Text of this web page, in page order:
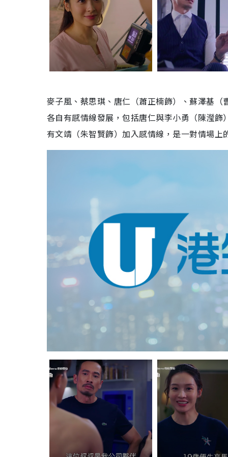
麥子風、蔡思琪、唐仁（蕭正楠飾）、蘇澤基
各自有感情線發展，包括唐仁與李小勇（陳瀅
有文靖（朱智賢飾）加入感情線，是一對情場